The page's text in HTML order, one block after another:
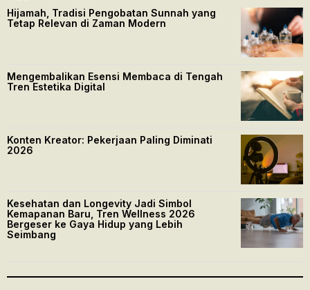
Hijamah, Tradisi Pengobatan Sunnah yang
Tetap Relevan di Zaman Modern
Mengembalikan Esensi Membaca di Tengah
Tren Estetika Digital
Konten Kreator: Pekerjaan Paling Diminati
2026
Kesehatan dan Longevity Jadi Simbol
Kemapanan Baru, Tren Wellness 2026
Bergeser ke Gaya Hidup yang Lebih
Seimbang